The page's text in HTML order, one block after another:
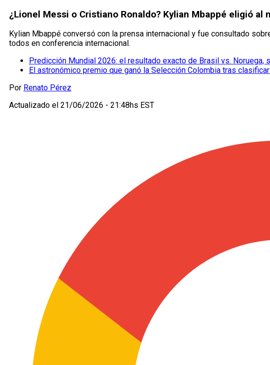
¿Lionel Messi o Cristiano Ronaldo? Kylian Mbappé eligió
Kylian Mbappé conversó con la prensa internacional y fue consultado
todos en conferencia internacional.
Predicción Mundial 2026: el resultado exacto de Brasil vs. Noruega,
El astronómico premio que ganó la Selección Colombia tras
Por Renato Pérez
Actualizado el 21/06/2026 - 21:48hs EST